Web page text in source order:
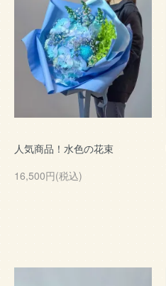
人気商品！水色の花束
16,500円(税込)